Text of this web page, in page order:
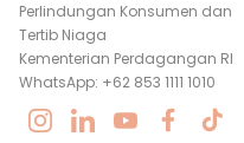
Perlindungan Konsumen dan
Tertib Niaga
Kementerian Perdagangan RI
WhatsApp: +62 853 1111 1010